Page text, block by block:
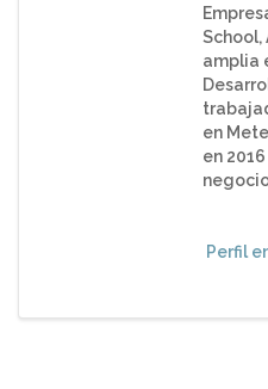
School,
amplia
en
en
Perfil